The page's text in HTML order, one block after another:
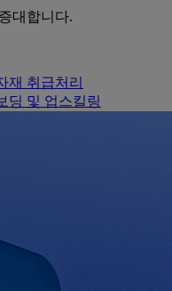
대합니다.
재 취급처리
딩 및 업스킬링